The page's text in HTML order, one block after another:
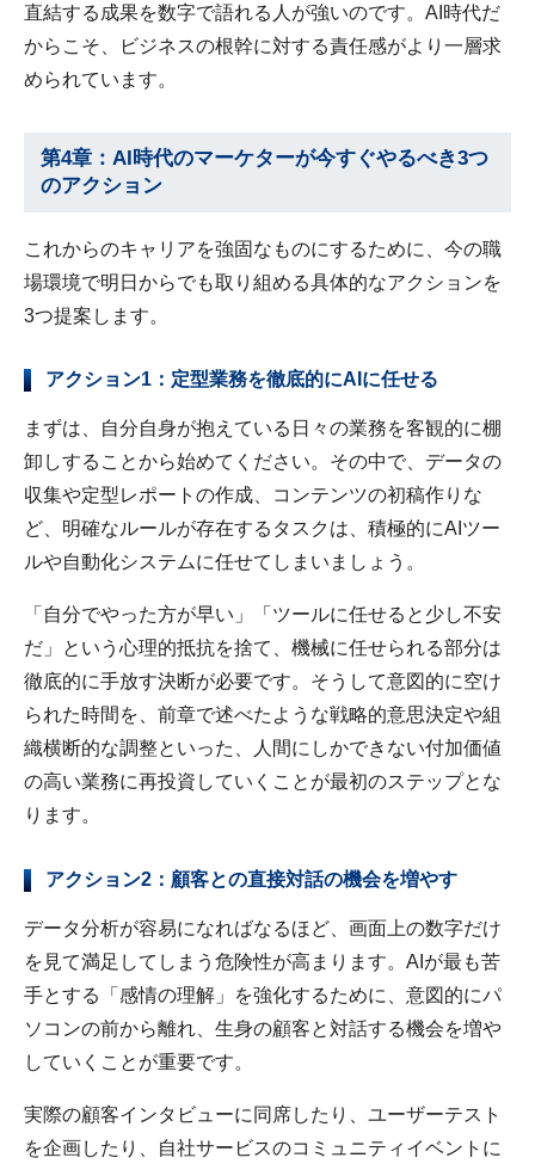
直結する成果を数字で語れる人が強いのです。AI時代だ
からこそ、ビジネスの根幹に対する責任感がより一層求
められています。
第4章：AI時代のマーケターが今すぐやるべき3つ
のアクション
これからのキャリアを強固なものにするために、今の職
場環境で明日からでも取り組める具体的なアクションを
3つ提案します。
アクション1：定型業務を徹底的にAIに任せる
まずは、自分自身が抱えている日々の業務を客観的に棚
卸しすることから始めてください。その中で、データの
収集や定型レポートの作成、コンテンツの初稿作りな
ど、明確なルールが存在するタスクは、積極的にAIツー
ルや自動化システムに任せてしまいましょう。
「自分でやった方が早い」「ツールに任せると少し不安
だ」という心理的抵抗を捨て、機械に任せられる部分は
徹底的に手放す決断が必要です。そうして意図的に空け
られた時間を、前章で述べたような戦略的意思決定や組
織横断的な調整といった、人間にしかできない付加価値
の高い業務に再投資していくことが最初のステップとな
ります。
アクション2：顧客との直接対話の機会を増やす
データ分析が容易になればなるほど、画面上の数字だけ
を見て満足してしまう危険性が高まります。AIが最も苦
手とする「感情の理解」を強化するために、意図的にパ
ソコンの前から離れ、生身の顧客と対話する機会を増や
していくことが重要です。
実際の顧客インタビューに同席したり、ユーザーテスト
を企画したり、自社サービスのコミュニティイベントに